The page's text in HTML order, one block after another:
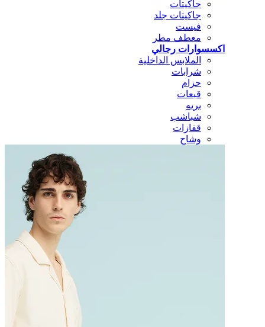
جاكيتات
جاكيتات جلد
فيست
معطف مطر
اكسسوارات رجالي
الملابس الداخلية
شرابات
حزام
قبعات
بريه
شباشب
قفازات
وشاح